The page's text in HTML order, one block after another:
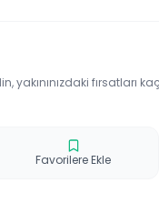
yakınınızdaki fırsatları
Favorilere Ekle